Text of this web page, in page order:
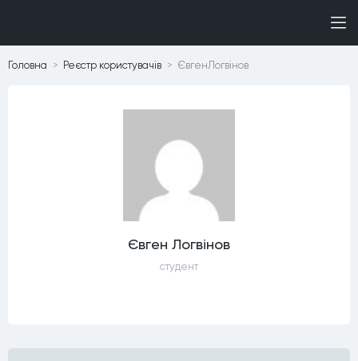
Головна Реєстр користувачiв ЄвгенЛогвінов
Євген Логвінов
студент